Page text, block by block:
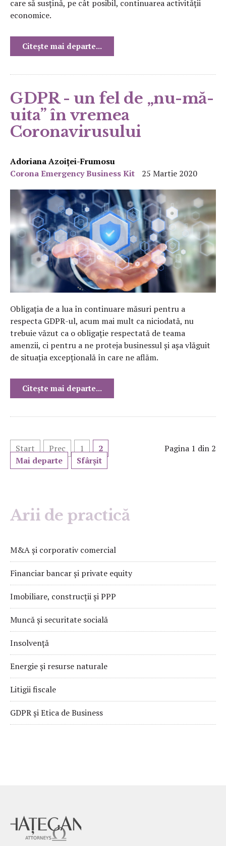
care să susțină, pe cât posibil, continuarea activității
economice.
Citește mai departe...
GDPR - un fel de „nu-mă-
uita” în vremea
Coronavirusului
Adoriana Azoiței-Frumosu
Corona Emergency Business Kit
25 Martie 2020
Obligația de a lua în continuare măsuri pentru a
respecta GDPR-ul, acum mai mult ca niciodată, nu
trebuie văzut ca o obligație respectată de teama
amenzii, ci pentru a ne proteja businessul și așa vlăguit
de situația excepțională în care ne aflăm.
Citește mai departe...
Pagina 1 din 2
Start Prec 1
2
Mai departe
Sfârșit
Arii de practică
M&A și corporativ comercial
Financiar bancar și private equity
Imobiliare, construcții și PPP
Muncă și securitate socială
Insolvență
Energie și resurse naturale
Litigii fiscale
GDPR și Etica de Business